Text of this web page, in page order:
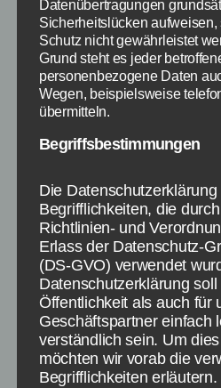
Aktuelle Informationen
League - Bildquelle: Eigene
Datenübertragungen
Sicherheitslücken
Schutz nicht gewährleistet
Grund steht es jeder
personenbezogene Daten
Wegen, beispielsweise
übermitteln.
Begriffsbestimmungen
Die
Begrifflichkeiten, die
Richtlinien- und
Erlass der Datenschutz-
(DS-GVO) verwendet
Datenschutzerklärung
Öffentlichkeit als auch für
Geschäftspartner einfach
verständlich sein. Um
möchten wir vorab die
Begrifflichkeiten erläutern.